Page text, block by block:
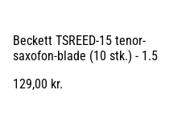
Beckett TSREED-15 tenor-
saxofon-blade (10 stk.) - 1.5
129,00 kr.